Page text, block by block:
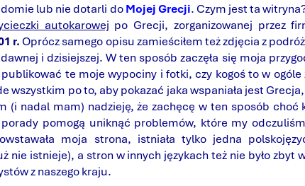
lub nie dotarli doMojej Grecji. Czym jest ta
autokarowej po Grecji, zorganizowanej przez
r. Oprócz samego opisu zamieściłem też zdjęcia z
i dzisiejszej. W ten sposób zaczęła się moja
te moje wypociny i fotki, czy kogoś to w ogóle
wszystkim po to, aby pokazać jaka wspaniała jest
(i nadal mam) nadzieję, że zachęcę w ten sposób choć
pomogą uniknąć problemów, które my
moja strona, istniała tylko jedna
nie istnieje), a stron w innych językach też nie było zbyt
z naszego kraju.